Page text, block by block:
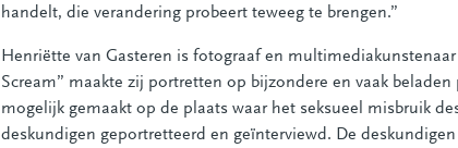
handelt, die verandering probeert teweeg te brengen.”
Henriëtte van Gasteren is fotograaf en
Scream” maakte zij portretten op bijzondere en vaak
mogelijk gemaakt op de plaats waar het seksueel misbruik
deskundigen geportretteerd en geïnterviewd. De